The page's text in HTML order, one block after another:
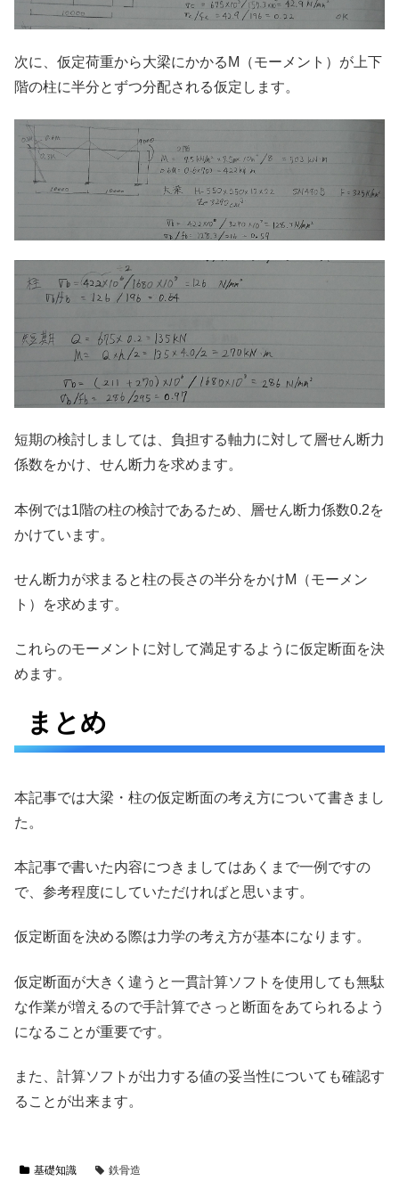
次に、仮定荷重から大梁にかかるM（モーメント）が上下
階の柱に半分とずつ分配される仮定します。
短期の検討しましては、負担する軸力に対して層せん断力
係数をかけ、せん断力を求めます。
本例では1階の柱の検討であるため、層せん断力係数0.2を
かけています。
せん断力が求まると柱の長さの半分をかけM（モーメン
ト）を求めます。
これらのモーメントに対して満足するように仮定断面を決
めます。
まとめ
本記事では大梁・柱の仮定断面の考え方について書きまし
た。
本記事で書いた内容につきましてはあくまで一例ですの
で、参考程度にしていただければと思います。
仮定断面を決める際は力学の考え方が基本になります。
仮定断面が大きく違うと一貫計算ソフトを使用しても無駄
な作業が増えるので手計算でさっと断面をあてられるよう
になることが重要です。
また、計算ソフトが出力する値の妥当性についても確認す
ることが出来ます。
基礎知識 鉄骨造